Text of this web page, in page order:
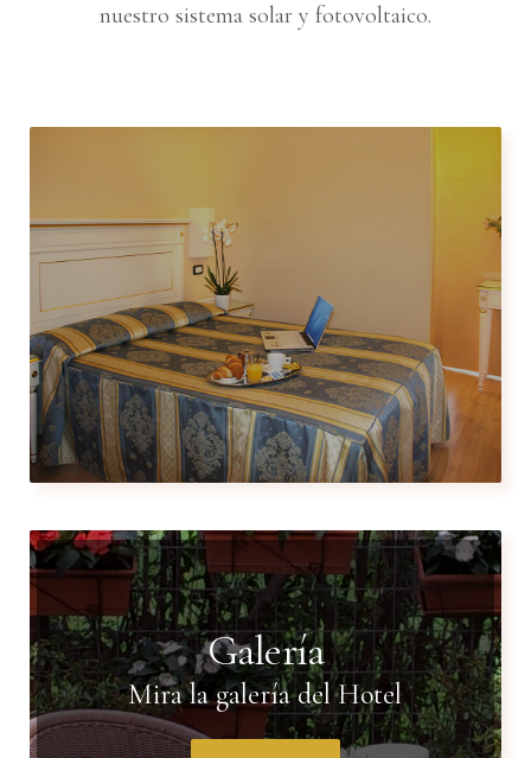
nuestro sistema solar y fotovoltaico.
Galería
Mira la galería del Hotel